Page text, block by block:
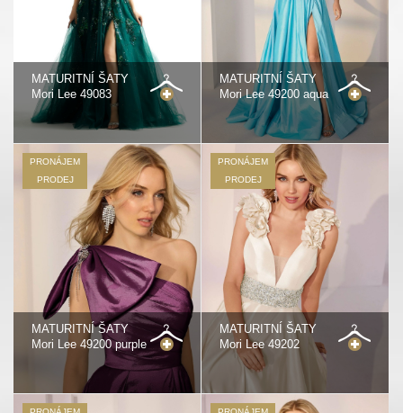
MATURITNÍ ŠATY
Mori Lee 49083
MATURITNÍ ŠATY
Mori Lee 49200 aqua
PRONÁJEM
PRODEJ
MATURITNÍ ŠATY
Mori Lee 49200 purple
PRONÁJEM
PRODEJ
MATURITNÍ ŠATY
Mori Lee 49202